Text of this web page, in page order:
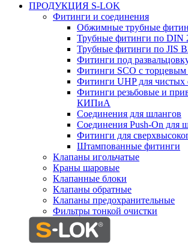
ПРОДУКЦИЯ S-LOK
Фитинги и соединения
Обжимные трубные
Трубные фитинги по DIN
Трубные фитинги по JIS
Фитинги под
Фитинги SCO с торцевым
Фитинги UHP для чистых
Фитинги резьбовые и
КИПиА
Соединения для шлангов
Соединения Push-On для
Фитинги для
Штампованные фитинги
Клапаны игольчатые
Краны шаровые
Клапанные блоки
Клапаны обратные
Клапаны предохранительные
Фильтры тонкой очистки